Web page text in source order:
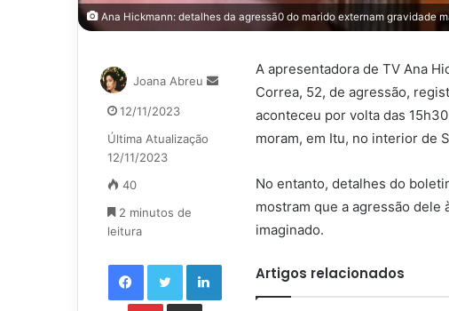
Ana Hickmann: detalhes da agressã0 do marido externam gravidade
A apresentadora de TV Ana
Correa, 52, de agressão,
aconteceu por volta das
moram, em Itu, no interior de
No entanto, detalhes do
mostram que a agressão dele
imaginado.
Artigos relacionados
Joana Abreu
Mande
12/11/2023
Última Atualização
12/11/2023
40
2 minutos de
leitura
FacebookTwitterLinkedin
PinterestCompartilhar via e-mail